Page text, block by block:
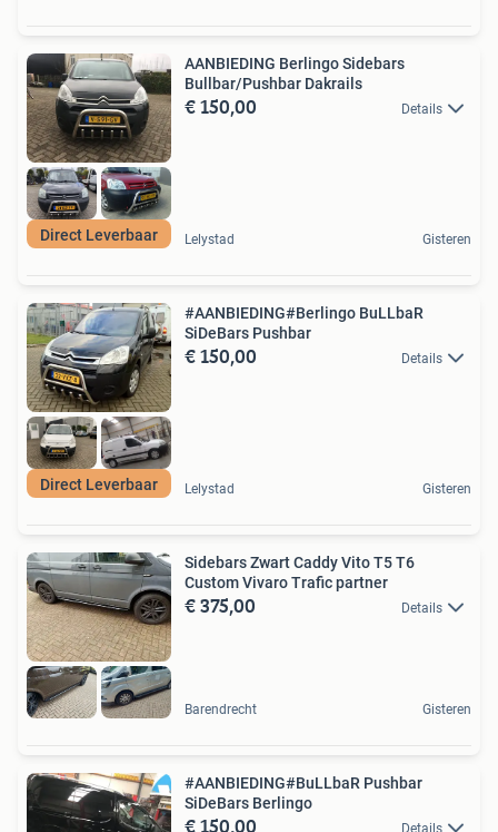
Direct Leverbaar
AANBIEDING Berlingo Sidebars
Bullbar/Pushbar Dakrails
€ 150,00 Details
Lelystad Gisteren
Direct Leverbaar
#AANBIEDING#Berlingo BuLLbaR
SiDeBars Pushbar
€ 150,00 Details
Lelystad Gisteren
Sidebars Zwart Caddy Vito T5 T6
Custom Vivaro Trafic partner
€ 375,00 Details
Barendrecht Gisteren
#AANBIEDING#BuLLbaR Pushbar
SiDeBars Berlingo
€ 150,00 Details